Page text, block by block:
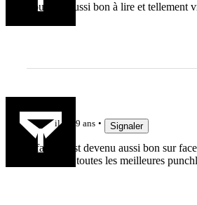
Toujours aussi bon à lire et tellement
il y a 9 ans Signaler
fofana, il est devenu aussi bon sur
terrain, il a toutes les meilleures